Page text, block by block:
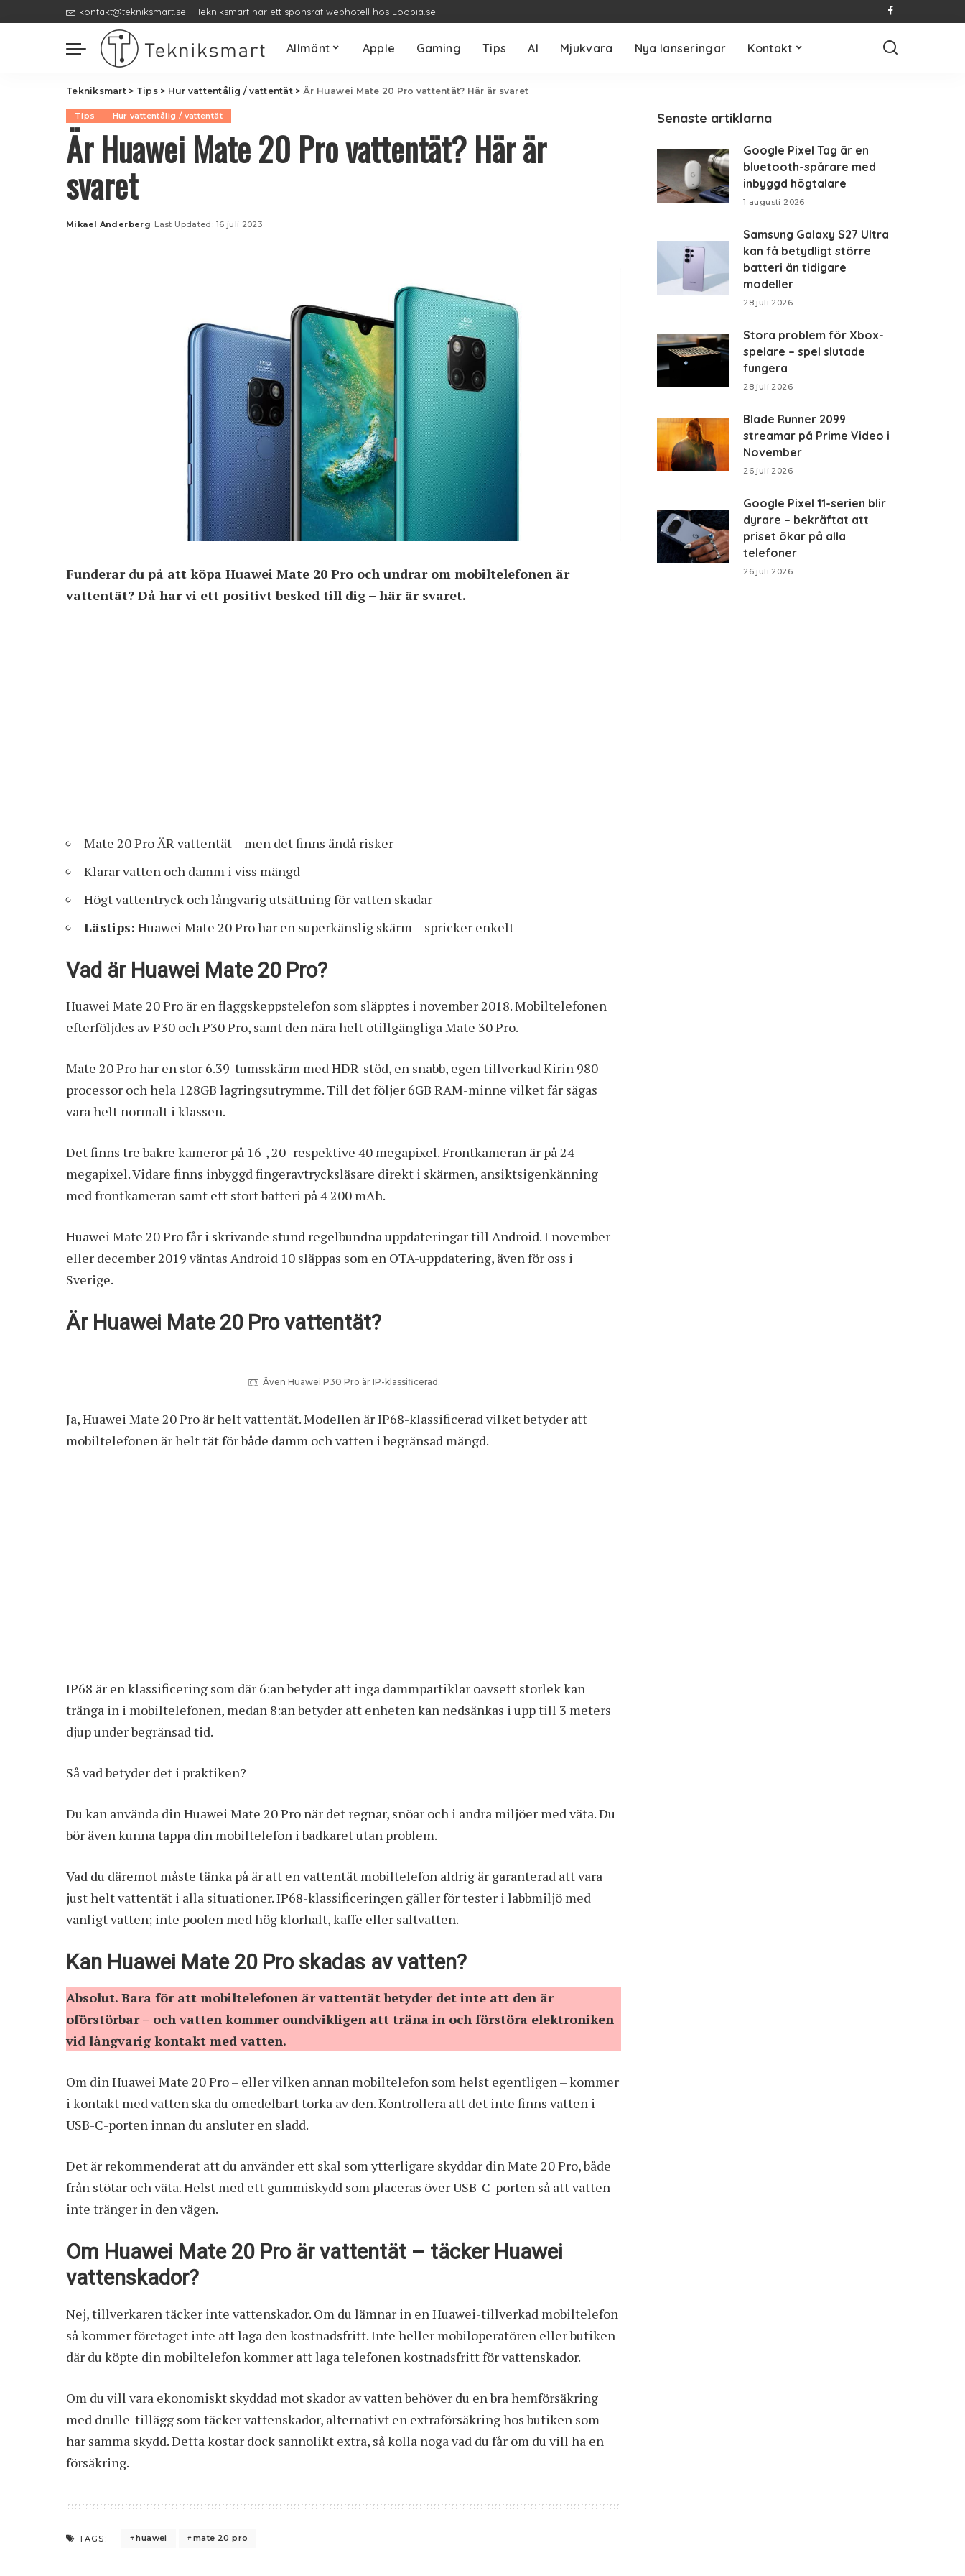
kontakt@tekniksmart.se Tekniksmart har ett sponsrat webhotell hos Loopia.se
Allmänt Apple Gaming Tips AI Mjukvara Nya lanseringar Kontakt
Tekniksmart> Tips> Hur vattentålig / vattentät > Är Huawei Mate 20 Pro vattentät? Här är svaret
Tips Hur vattentålig / vattentät
Är Huawei Mate 20 Pro vattentät? Här är
svaret
Posted
Mikael Anderberg Last Updated: 16 juli 2023
Funderar du på att köpa Huawei Mate 20 Pro och undrar om mobiltelefonen är
vattentät? Då har vi ett positivt besked till dig – här är svaret.
Mate 20 Pro ÄR vattentät – men det finns ändå risker
Klarar vatten och damm i viss mängd
Högt vattentryck och långvarig utsättning för vatten skadar
Lästips: Huawei Mate 20 Pro har en superkänslig skärm – spricker enkelt
Vad är Huawei Mate 20 Pro?
Huawei Mate 20 Pro är en flaggskeppstelefon som släpptes i november 2018. Mobiltelefonen
efterföljdes av P30 och P30 Pro, samt den nära helt otillgängliga Mate 30 Pro.
Mate 20 Pro har en stor 6.39-tumsskärm med HDR-stöd, en snabb, egen tillverkad Kirin 980-
processor och hela 128GB lagringsutrymme. Till det följer 6GB RAM-minne vilket får sägas
vara helt normalt i klassen.
Det finns tre bakre kameror på 16-, 20- respektive 40 megapixel. Frontkameran är på 24
megapixel. Vidare finns inbyggd fingeravtrycksläsare direkt i skärmen, ansiktsigenkänning
med frontkameran samt ett stort batteri på 4 200 mAh.
Huawei Mate 20 Pro får i skrivande stund regelbundna uppdateringar till Android. I november
eller december 2019 väntas Android 10 släppas som en OTA-uppdatering, även för oss i
Sverige.
Är Huawei Mate 20 Pro vattentät?
Även Huawei P30 Pro är IP-klassificerad.
Ja, Huawei Mate 20 Pro är helt vattentät. Modellen är IP68-klassificerad vilket betyder att
mobiltelefonen är helt tät för både damm och vatten i begränsad mängd.
IP68 är en klassificering som där 6:an betyder att inga dammpartiklar oavsett storlek kan
tränga in i mobiltelefonen, medan 8:an betyder att enheten kan nedsänkas i upp till 3 meters
djup under begränsad tid.
Så vad betyder det i praktiken?
Du kan använda din Huawei Mate 20 Pro när det regnar, snöar och i andra miljöer med väta. Du
bör även kunna tappa din mobiltelefon i badkaret utan problem.
Vad du däremot måste tänka på är att en vattentät mobiltelefon aldrig är garanterad att vara
just helt vattentät i alla situationer. IP68-klassificeringen gäller för tester i labbmiljö med
vanligt vatten; inte poolen med hög klorhalt, kaffe eller saltvatten.
Kan Huawei Mate 20 Pro skadas av vatten?
Absolut. Bara för att mobiltelefonen är vattentät betyder det inte att den är
oförstörbar – och vatten kommer oundvikligen att träna in och förstöra elektroniken
vid långvarig kontakt med vatten.
Om din Huawei Mate 20 Pro – eller vilken annan mobiltelefon som helst egentligen – kommer
i kontakt med vatten ska du omedelbart torka av den. Kontrollera att det inte finns vatten i
USB-C-porten innan du ansluter en sladd.
Det är rekommenderat att du använder ett skal som ytterligare skyddar din Mate 20 Pro, både
från stötar och väta. Helst med ett gummiskydd som placeras över USB-C-porten så att vatten
inte tränger in den vägen.
Om Huawei Mate 20 Pro är vattentät – täcker Huawei
vattenskador?
Nej, tillverkaren täcker inte vattenskador. Om du lämnar in en Huawei-tillverkad mobiltelefon
så kommer företaget inte att laga den kostnadsfritt. Inte heller mobiloperatören eller butiken
där du köpte din mobiltelefon kommer att laga telefonen kostnadsfritt för vattenskador.
Om du vill vara ekonomiskt skyddad mot skador av vatten behöver du en bra hemförsäkring
med drulle-tillägg som täcker vattenskador, alternativt en extraförsäkring hos butiken som
har samma skydd. Detta kostar dock sannolikt extra, så kolla noga vad du får om du vill ha en
försäkring.
TAGS: huawei mate 20 pro
Senaste artiklarna
Google Pixel Tag är en
bluetooth-spårare med
inbyggd högtalare
1 augusti 2026
Samsung Galaxy S27 Ultra
kan få betydligt större
batteri än tidigare
modeller
28 juli 2026
Stora problem för Xbox-
spelare – spel slutade
fungera
28 juli 2026
Blade Runner 2099
streamar på Prime Video i
November
26 juli 2026
Google Pixel 11-serien blir
dyrare – bekräftat att
priset ökar på alla
telefoner
26 juli 2026